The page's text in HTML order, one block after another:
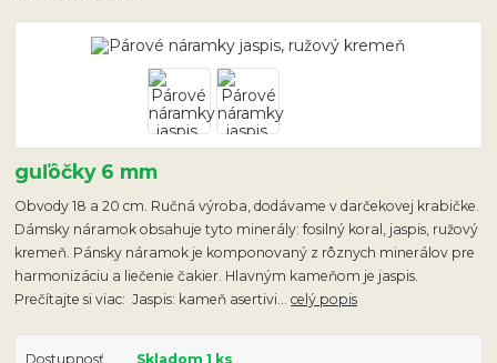
guľôčky 6 mm
Obvody 18 a 20 cm. Ručná výroba, dodávame v darčekovej krabičke.
Dámsky náramok obsahuje tyto minerály: fosilný koral, jaspis, ružový
kremeň. Pánsky náramok je komponovaný z rôznych minerálov pre
harmonizáciu a liečenie čakier. Hlavným kameňom je jaspis.
Prečítajte si viac: Jaspis: kameň asertivi...celý popis
Dostupnosť Skladom 1 ks